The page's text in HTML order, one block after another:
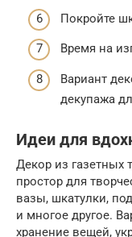
Покройте
Время на
Вариант
декупажа
Идеи для
Декор из газетных
простор для
вазы, шкатулки,
и многое другое.
хранение вещей,